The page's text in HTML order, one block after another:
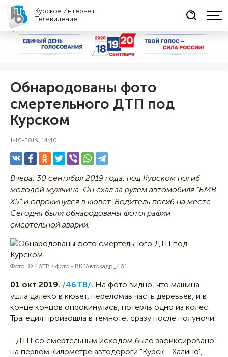
Курское Интернет
Телевидение
СОЦРЕКЛАМА
Обнародованы фото
смертельного ДТП под
Курском
1-10-2019, 14:40
Вчера, 30 сентября 2019 года, под Курском погиб
молодой мужчина. Он ехал за рулем автомобиля "БМВ
Х5" и опрокинулся в кювет. Водитель погиб на месте.
Сегодня были обнародованы фотографии
смертельной аварии.
Фото: © 46ТВ / фото - ВК "Автокадр_46"
01 окт 2019. /46ТВ/. На фото видно, что машина
ушла далеко в кювет, переломав часть деревьев, и в
конце концов опрокинулась, потеряв одно из колес.
Трагедия произошла в темноте, сразу после полуночи.
- ДТП со смертельным исходом было зафиксировано
на первом километре автодороги "Курск - Халино", -